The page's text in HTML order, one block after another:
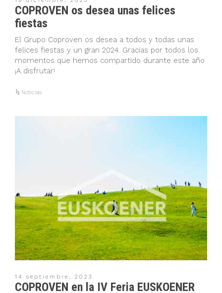
COPROVEN os desea unas felices
fiestas
El Grupo Coproven os desea a todos y todas unas
felices fiestas y un gran 2024. Gracias por todos los
momentos que hemos compartido durante este año.
¡A disfrutar!
Noticias
14 septiembre, 2023
COPROVEN en la IV Feria EUSKOENER